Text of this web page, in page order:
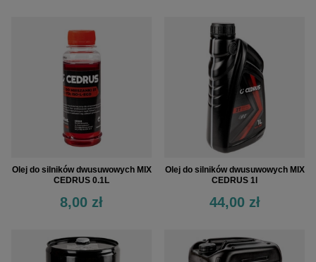
Olej do silników dwusuwowych MIX
CEDRUS 0.1L
8,00 zł
Olej do silników dwusuwowych MIX
CEDRUS 1l
44,00 zł